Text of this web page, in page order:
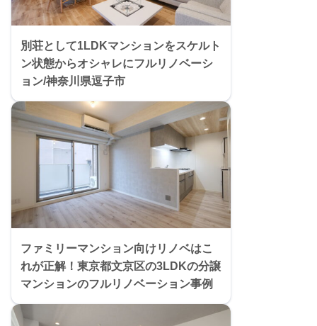
別荘として1LDKマンションをスケルト
ン状態からオシャレにフルリノベーシ
ョン/神奈川県逗子市
ファミリーマンション向けリノベはこ
れが正解！東京都文京区の3LDKの分譲
マンションのフルリノベーション事例